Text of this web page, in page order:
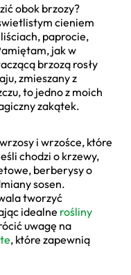
obok brzozy?
cieniem
paprocie,
jak w
brzozą rosły
zmieszany z
to jedno z moich
zakątek.
i wrzośce, które
chodzi o krzewy,
berberysy o
sosen.
tworzyć
idealne rośliny
uwagę na
, które zapewnią